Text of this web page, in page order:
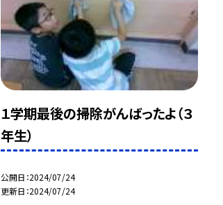
１学期最後の掃除がんばったよ（３
年生）
公開日 2024/07/24
更新日 2024/07/24